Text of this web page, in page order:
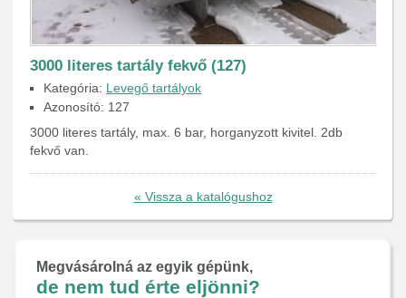
3000 literes tartály fekvő (127)
Kategória: Levegő tartályok
Azonosító: 127
3000 literes tartály, max. 6 bar, horganyzott kivitel. 2db
fekvő van.
« Vissza a katalógushoz
Megvásárolná az egyik gépünk,
de nem tud érte eljönni?